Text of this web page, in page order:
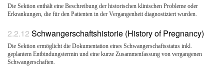
Die Sektion enthält eine Beschreibung der historischen klinischen Probleme oder
Erkrankungen, die für den Patienten in der Vergangenheit diagnostiziert wurden.
Schwangerschaftshistorie (History of Pregnancy)
Die Sektion ermöglicht die Dokumentation eines Schwangerschaftsstatus inkl.
geplantem Entbindungstermin und eine kurze Zusammenfassung von vergangenen
Schwangerschaften.